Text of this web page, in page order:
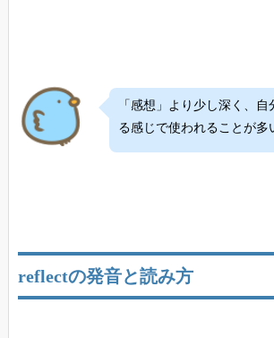
「感想」より少し深く、
る感じで使われることが多
reflectの発音と読み方